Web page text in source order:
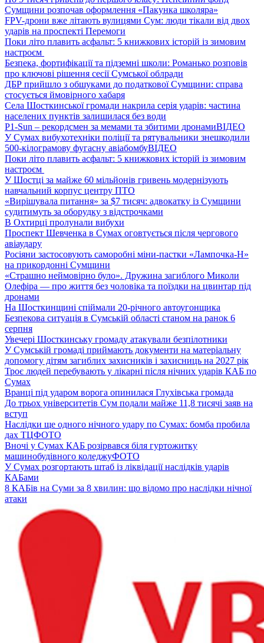
Сумщини розпочав оформлення «Пакунка школяра»
FPV-дрони вже літають вулицями Сум: люди тікали від двох
ударів на проспекті Перемоги
Поки літо плавить асфальт: 5 книжкових історій із зимовим
настроєм
Безпека, фортифікації та підземні школи: Романько розповів
про ключові рішення сесії Сумської облради
ДБР прийшло з обшуками до податкової Сумщини: справа
стосується ймовірного хабаря
Села Шосткинської громади накрила серія ударів: частина
населених пунктів залишилася без води
P1-Sun – рекордсмен за мемами та збитими дронамиВІДЕО
У Сумах вибухотехніки поліції та рятувальники знешкодили
500-кілограмову фугасну авіабомбуВІДЕО
Поки літо плавить асфальт: 5 книжкових історій із зимовим
настроєм
У Шостці за майже 60 мільйонів гривень модернізують
навчальний корпус центру ПТО
«Вирішувала питання» за $7 тисяч: адвокатку із Сумщини
судитимуть за оборудку з відстрочками
В Охтирці пролунали вибухи
Проспект Шевченка в Сумах оговтується після чергового
авіаудару
Росіяни застосовують саморобні міни-пастки «Лампочка-Н»
на прикордонні Сумщини
«Страшно неймовірно було». Дружина загиблого Миколи
Олефіра — про життя без чоловіка та поїздки на цвинтар під
дронами
На Шосткинщині спіймали 20-річного автоугонщика
Безпекова ситуація в Сумській області станом на ранок 6
серпня
Увечері Шосткинську громаду атакували безпілотники
У Сумській громаді приймають документи на матеріальну
допомогу дітям загиблих захисників і захисниць на 2027 рік
Троє людей перебувають у лікарні після нічних ударів КАБ по
Сумах
Вранці під ударом ворога опинилася Глухівська громада
До трьох університетів Сум подали майже 11,8 тисячі заяв на
вступ
Наслідки ще одного нічного удару по Сумах: бомба пробила
дах ТЦФОТО
Вночі у Сумах КАБ розірвався біля гуртожитку
машинобудівного коледжуФОТО
У Сумах розгортають штаб із ліквідації наслідків ударів
КАБами
8 КАБів на Суми за 8 хвилин: що відомо про наслідки нічної
атаки